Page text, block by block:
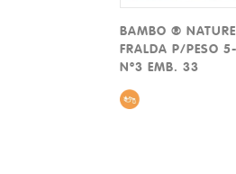
BAMBO ® NATURE
FRALDA P/PESO
Nº3 EMB. 33